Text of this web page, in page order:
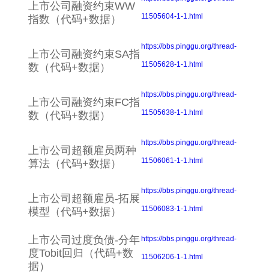
上市公司融资约束WW
指数（代码+数据）
11505604-1-1.html
上市公司融资约束SA指
数（代码+数据）
https://bbs.pinggu.org/thread-
11505628-1-1.html
上市公司融资约束FC指
数（代码+数据）
https://bbs.pinggu.org/thread-
11505638-1-1.html
上市公司超额雇员两种
算法（代码+数据）
https://bbs.pinggu.org/thread-
11506061-1-1.html
上市公司超额雇员-拓展
模型（代码+数据）
https://bbs.pinggu.org/thread-
11506083-1-1.html
上市公司过度负债-分年
度Tobit回归（代码+数
据）
https://bbs.pinggu.org/thread-
11506206-1-1.html